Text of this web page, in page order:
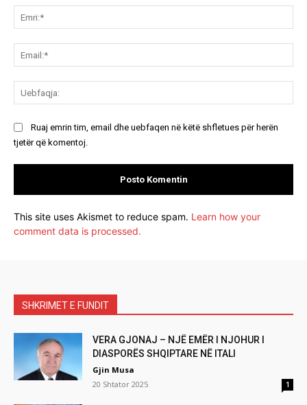
Ruaj emrin tim, email dhe uebfaqen në këtë shfletues për herën
tjetër që komentoj.
This site uses Akismet to reduce spam. Learn how your
comment data is processed.
SHKRIMET E FUNDIT
VERA GJONAJ – NJË EMËR I NJOHUR I
DIASPORËS SHQIPTARE NË ITALI
Gjin Musa
20 Shtator 2025
1